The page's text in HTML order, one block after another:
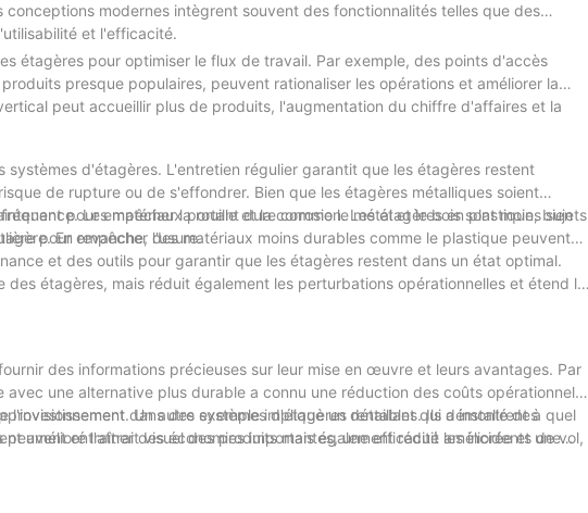
modernes intègrent souvent des fonctionnalités telles que des
et l'efficacité.
étagères pour optimiser le flux de travail. Par exemple, des points d'accès
presque populaires, peuvent rationaliser les opérations et améliorer la
peut accueillir plus de produits, l'augmentation du chiffre d'affaires et la
d'étagères. L'entretien régulier garantit que les étagères restent
de rupture ou de s'effondrer. Bien que les étagères métalliques soient
pour empêcher la rouille et la corrosion. Les étagères en plastique, bien
pour empêcher l'usure.
Les matériaux portant dure comme le métal et le bois sont moins sujets
En revanche, des matériaux moins durables comme le plastique peuvent
et des outils pour garantir que les étagères restent dans un état optimal.
étagères, mais réduit également les perturbations opérationnelles et étend la
des informations précieuses sur leur mise en œuvre et leurs avantages. Par
une alternative plus durable a connu une réduction des coûts opérationnels
Un autre exemple implique un détaillant qui a installé des
amélioré l'attrait visuel des produits mais également réduit les incidents de vol,
dans des systèmes d'étagères rentables. Ils démontrent à quel
entraîner des économies importantes, une efficacité améliorée et une